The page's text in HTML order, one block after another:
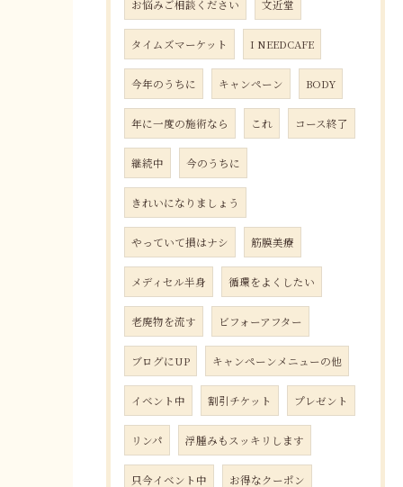
お悩みご相談ください 文近堂
タイムズマーケット I NEEDCAFE
今年のうちに キャンペーン BODY
年に一度の施術なら これ コース終了
継続中 今のうちに
きれいになりましょう
やっていて損はナシ 筋膜美療
メディセル半身 循環をよくしたい
老廃物を流す ビフォーアフター
ブログにUP キャンペーンメニューの他
イベント中 割引チケット プレゼント
リンパ 浮腫みもスッキリします
只今イベント中 お得なクーポン